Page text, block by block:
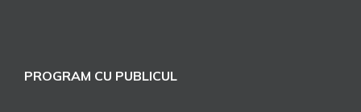
PROGRAM CU PUBLICUL